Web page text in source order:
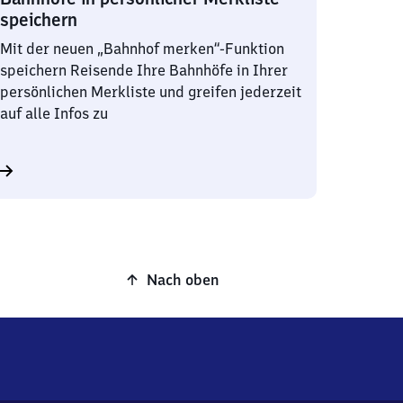
speichern
Mit der neuen „Bahnhof merken“-Funktion
speichern Reisende Ihre Bahnhöfe in Ihrer
persönlichen Merkliste und greifen jederzeit
auf alle Infos zu
Nach oben